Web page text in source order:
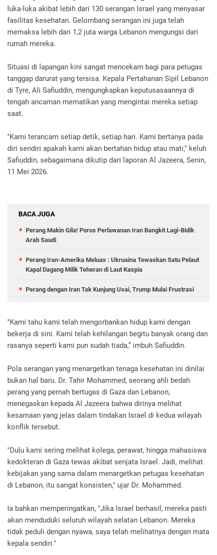
luka-luka akibat lebih dari 130 serangan Israel yang menyasar
fasilitas kesehatan. Gelombang serangan ini juga telah
memaksa lebih dari 1,2 juta warga Lebanon mengungsi dari
rumah mereka.
Situasi di lapangan kini sangat mencekam bagi para petugas
tanggap darurat yang tersisa. Kepala Pertahanan Sipil Lebanon
di Tyre, Ali Safiuddin, mengungkapkan keputusasaannya di
tengah ancaman mematikan yang mengintai mereka setiap
saat.
"Kami terancam setiap detik, setiap hari. Kami bertanya pada
diri sendiri apakah kami akan bertahan hidup atau mati," keluh
Safiuddin, sebagaimana dikutip dari laporan Al Jazeera, Senin,
11 Mei 2026.
BACA JUGA
Perang Makin Gila! Poros Perlawanan Iran Bangkit Lagi-Bidik
Arab Saudi
Perang Iran-Amerika Meluas : Ukruaina Tewaskan Satu Pelaut
Kapal Dagang Milik Teheran di Laut Kaspia
Perang dengan Iran Tak Kunjung Usai, Trump Mulai Frustrasi
"Kami tahu kami telah mengorbankan hidup kami dengan
bekerja di sini. Kami telah kehilangan begitu banyak orang dan
rasanya seperti kami pun sudah tiada,” imbuh Safiuddin.
Pola serangan yang menargetkan tenaga kesehatan ini dinilai
bukan hal baru. Dr. Tahir Mohammed, seorang ahli bedah
perang yang pernah bertugas di Gaza dan Lebanon,
menegaskan kepada Al Jazeera bahwa dirinya melihat
kesamaan yang jelas dalam tindakan Israel di kedua wilayah
konflik tersebut.
"Dulu kami sering melihat kolega, perawat, hingga mahasiswa
kedokteran di Gaza tewas akibat senjata Israel. Jadi, melihat
kebijakan yang sama dalam menargetkan petugas kesehatan
di Lebanon, itu sangat konsisten," ujar Dr. Mohammed.
Ia bahkan memperingatkan, "Jika Israel berhasil, mereka pasti
akan menduduki seluruh wilayah selatan Lebanon. Mereka
tidak peduli dengan nyawa, saya telah melihatnya dengan mata
kepala sendiri."